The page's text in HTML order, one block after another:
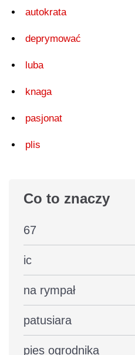
autokrata
deprymować
luba
knaga
pasjonat
plis
Co to znaczy
67
ic
na rympał
patusiara
pies ogrodnika